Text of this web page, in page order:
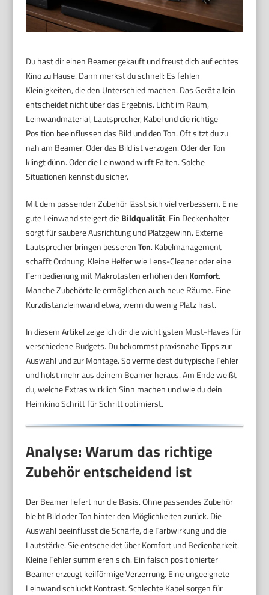
Du hast dir einen Beamer gekauft und freust dich auf echtes
Kino zu Hause. Dann merkst du schnell: Es fehlen
Kleinigkeiten, die den Unterschied machen. Das Gerät allein
entscheidet nicht über das Ergebnis. Licht im Raum,
Leinwandmaterial, Lautsprecher, Kabel und die richtige
Position beeinflussen das Bild und den Ton. Oft sitzt du zu
nah am Beamer. Oder das Bild ist verzogen. Oder der Ton
klingt dünn. Oder die Leinwand wirft Falten. Solche
Situationen kennst du sicher.
Mit dem passenden Zubehör lässt sich viel verbessern. Eine
gute Leinwand steigert dieBildqualität. Ein Deckenhalter
sorgt für saubere Ausrichtung und Platzgewinn. Externe
Lautsprecher bringen besserenTon. Kabelmanagement
schafft Ordnung. Kleine Helfer wie Lens-Cleaner oder eine
Fernbedienung mit Makrotasten erhöhen den Komfort.
Manche Zubehörteile ermöglichen auch neue Räume. Eine
Kurzdistanzleinwand etwa, wenn du wenig Platz hast.
In diesem Artikel zeige ich dir die wichtigsten Must-Haves für
verschiedene Budgets. Du bekommst praxisnahe Tipps zur
Auswahl und zur Montage. So vermeidest du typische Fehler
und holst mehr aus deinem Beamer heraus. Am Ende weißt
du, welche Extras wirklich Sinn machen und wie du dein
Heimkino Schritt für Schritt optimierst.
Analyse: Warum das richtige
Zubehör entscheidend ist
Der Beamer liefert nur die Basis. Ohne passendes Zubehör
bleibt Bild oder Ton hinter den Möglichkeiten zurück. Die
Auswahl beeinflusst die Schärfe, die Farbwirkung und die
Lautstärke. Sie entscheidet über Komfort und Bedienbarkeit.
Kleine Fehler summieren sich. Ein falsch positionierter
Beamer erzeugt keilförmige Verzerrung. Eine ungeeignete
Leinwand schluckt Kontrast. Schlechte Kabel sorgen für